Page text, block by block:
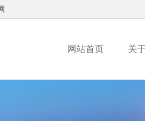
网站首页 关